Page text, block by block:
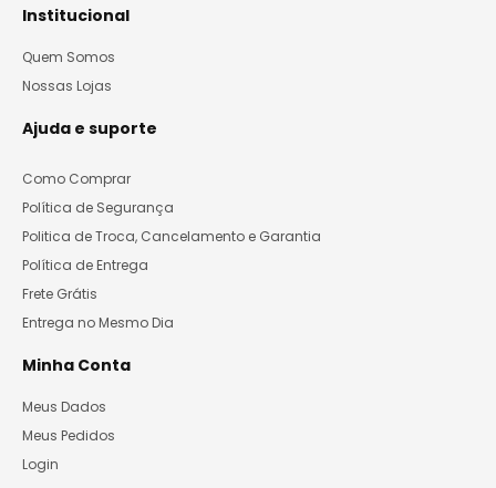
Institucional
Quem Somos
Nossas Lojas
Ajuda e suporte
Como Comprar
Política de Segurança
Politica de Troca, Cancelamento e Garantia
Política de Entrega
Frete Grátis
Entrega no Mesmo Dia
Minha Conta
Meus Dados
Meus Pedidos
Login